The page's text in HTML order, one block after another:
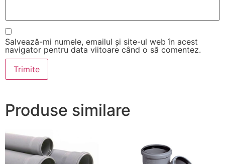
Salvează-mi numele, emailul și site-ul web în acest
navigator pentru data viitoare când o să comentez.
Produse similare